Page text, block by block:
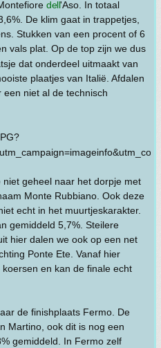
dell'Aso. In totaal
De klim gaat in trappetjes,
Stukken van een procent of 6
vals plat. Op de top zijn we dus
dat onderdeel uitmaakt van
plaatjes van Italië. Afdalen
niet al de technisch
geheel naar het dorpje met
Monte Rubbiano. Ook deze
echt in het muurtjeskarakter.
gemiddeld 5,7%. Steilere
hier dalen we ook op een net
Ponte Ete. Vanaf hier
en kan de finale echt
de finishplaats Fermo. De
Martino, ook dit is nog een
gemiddeld. In Fermo zelf